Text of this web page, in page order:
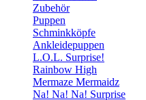
Zubehör
Puppen
Schminkköpfe
Ankleidepuppen
L.O.L. Surprise!
Rainbow High
Mermaze Mermaidz
Na! Na! Na! Surprise